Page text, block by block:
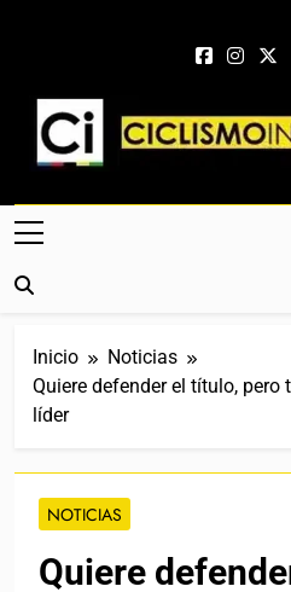
Ciclismo
Web Dedicada Al Ciclismo
Crónicas, Previas Y Más. La
Inicio
Noticias
Quiere defender el título, pero
líder
NOTICIAS
Quiere